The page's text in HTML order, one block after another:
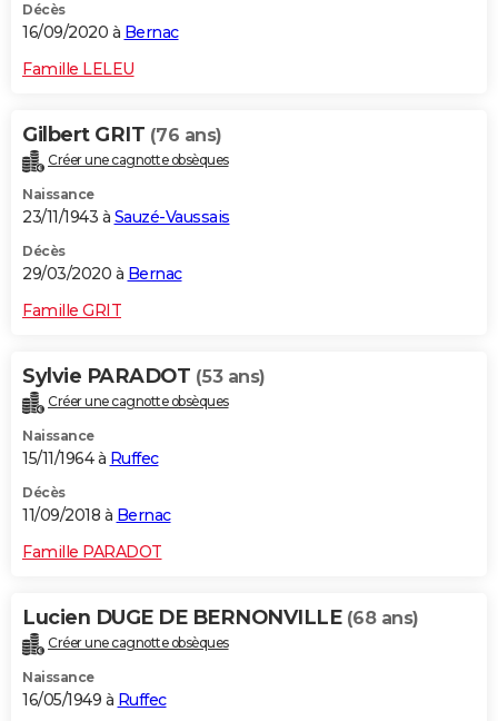
Décès
16/09/2020 à Bernac
Famille LELEU
Gilbert GRIT (76 ans)
Créer une cagnotte obsèques
Naissance
23/11/1943 à Sauzé-Vaussais
Décès
29/03/2020 à Bernac
Famille GRIT
Sylvie PARADOT (53 ans)
Créer une cagnotte obsèques
Naissance
15/11/1964 à Ruffec
Décès
11/09/2018 à Bernac
Famille PARADOT
Lucien DUGE DE BERNONVILLE (68 ans)
Créer une cagnotte obsèques
Naissance
16/05/1949 à Ruffec